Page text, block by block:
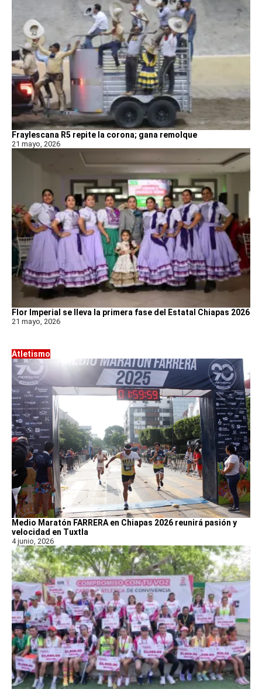
Fraylescana R5 repite la corona; gana remolque
21 mayo, 2026
Flor Imperial se lleva la primera fase del Estatal Chiapas 2026
21 mayo, 2026
Atletismo
Medio Maratón FARRERA en Chiapas 2026 reunirá pasión y
velocidad en Tuxtla
4 junio, 2026